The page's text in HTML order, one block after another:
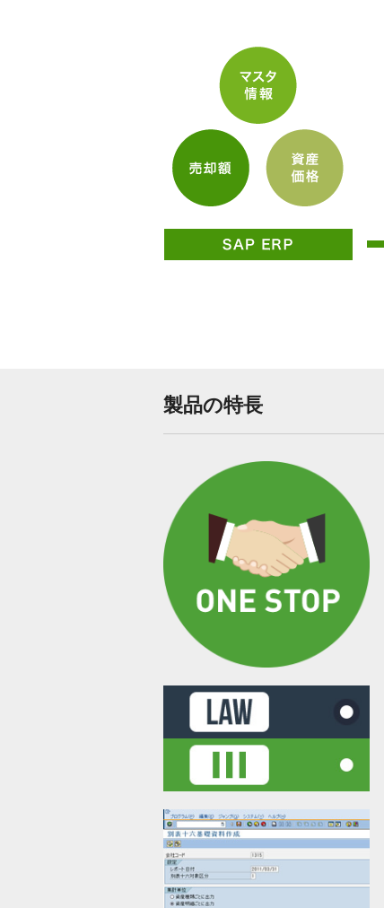
製品の特長